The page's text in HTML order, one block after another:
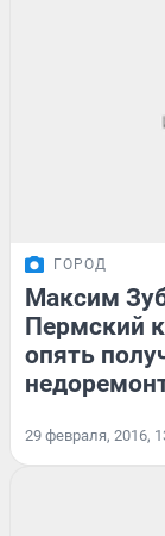
ГОРОД
Максим
Пермский
опять
29 февраля, 2016,